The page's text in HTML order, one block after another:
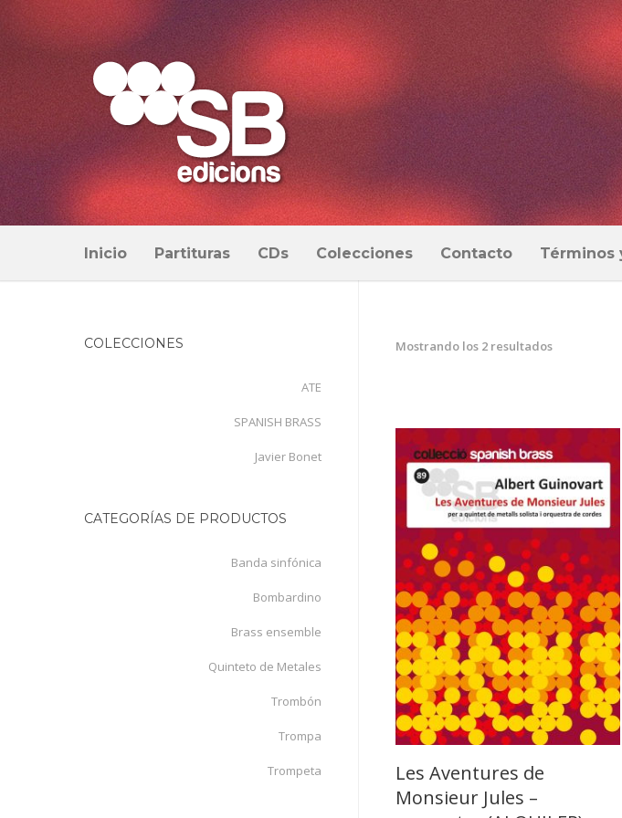
Inicio Partituras CDs Colecciones Contacto Términos
Mostrando los 2 resultadosOrdenado
Les Aventures de
Monsieur Jules –
COLECCIONES
ATE
SPANISH BRASS
Javier Bonet
CATEGORÍAS DE PRODUCTOS
Banda sinfónica
Bombardino
Brass ensemble
Quinteto de Metales
Trombón
Trompa
Trompeta